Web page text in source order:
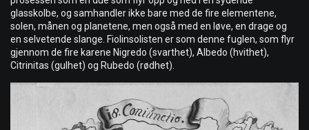
glasskolbe, og samhandler ikke bare med de fire elementene,
solen, månen og planetene, men også med en løve, en drage og
en selvetende slange. Fiolinsolisten er som denne fuglen, som flyr
gjennom de fire karene Nigredo (svarthet), Albedo (hvithet),
Citrinitas (gulhet) og Rubedo (rødhet).